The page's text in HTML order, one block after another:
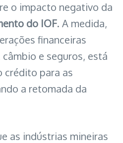
o impacto negativo da
do IOF. A medida,
financeiras
e seguros, está
crédito para as
a retomada da
as indústrias mineiras